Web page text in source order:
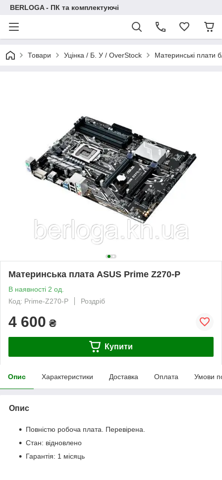
BERLOGA - ПК та комплектуючі
Товари Уцінка / Б. У / OverStock Материнські плати
Материнська плата ASUS Prime Z270-P
В наявності 2 од.
Код: Prime-Z270-P
Роздріб
4 600 ₴
Купити
Опис Характеристики Доставка Оплата Умови
Опис
Повністю робоча плата. Перевірена.
Стан: відновлено
Гарантія: 1 місяць